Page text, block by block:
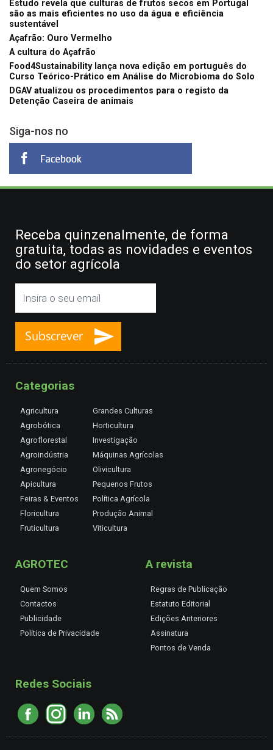
Estudo revela que culturas de frutos secos em Portugal
são as mais eficientes no uso da água e eficiência
sustentável
Açafrão: Ouro Vermelho
A cultura do Açafrão
Food4Sustainability lança nova edição em português do
Curso Teórico-Prático em Análise do Microbioma do Solo
DGAV atualizou os procedimentos para o registo da
Detenção Caseira de animais
Siga-nos no
Receba quinzenalmente, de forma
gratuita, todas as novidades e eventos
do setor agrícola
Categorias
Agricultura
Agrobótica
Agroflorestal
Agroindústria
Agronegócio
Apicultura
Feiras & Eventos
Floricultura
Fruticultura
Grandes Culturas
Horticultura
Investigação
Máquinas Agrícolas
Olivicultura
Pequenos Frutos
Política Agrícola
Produção Animal
Viticultura
AGROTEC
Quem Somos
Contactos
Publicidade
Política de Privacidade
A revista
Regras de Publicação
Estatuto Editorial
Edições Anteriores
Assinatura
Pontos de Venda
Redes Sociais